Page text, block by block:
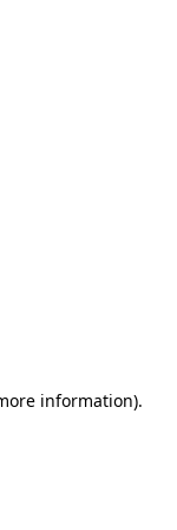
information).